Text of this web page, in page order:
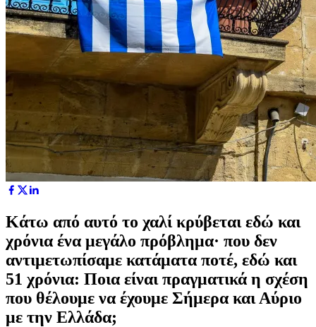
Κάτω από αυτό το χαλί κρύβεται εδώ και
χρόνια ένα μεγάλο πρόβλημα· που δεν
αντιμετωπίσαμε κατάματα ποτέ, εδώ και
51 χρόνια: Ποια είναι πραγματικά η σχέση
που θέλουμε να έχουμε Σήμερα και Αύριο
με την Ελλάδα;